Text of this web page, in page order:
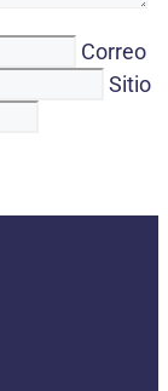
Correo
Sitio